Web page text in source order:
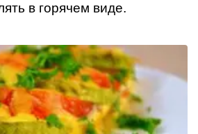
в горячем виде.